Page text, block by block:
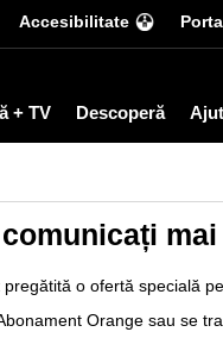
Accesibilitate
+ TV Descoperă
o ofertă specială
Orange sau se